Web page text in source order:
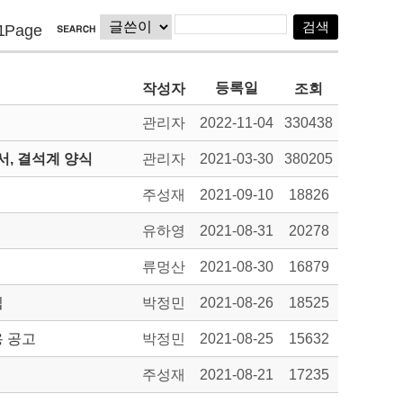
작성자 등록일 조회
관리자 2022-11-04 330438
, 결석계 양식 관리자 2021-03-30 380205
주성재 2021-09-10 18826
유하영 2021-08-31 20278
류멍산 2021-08-30 16879
박정민 2021-08-26 18525
공고 박정민 2021-08-25 15632
주성재 2021-08-21 17235